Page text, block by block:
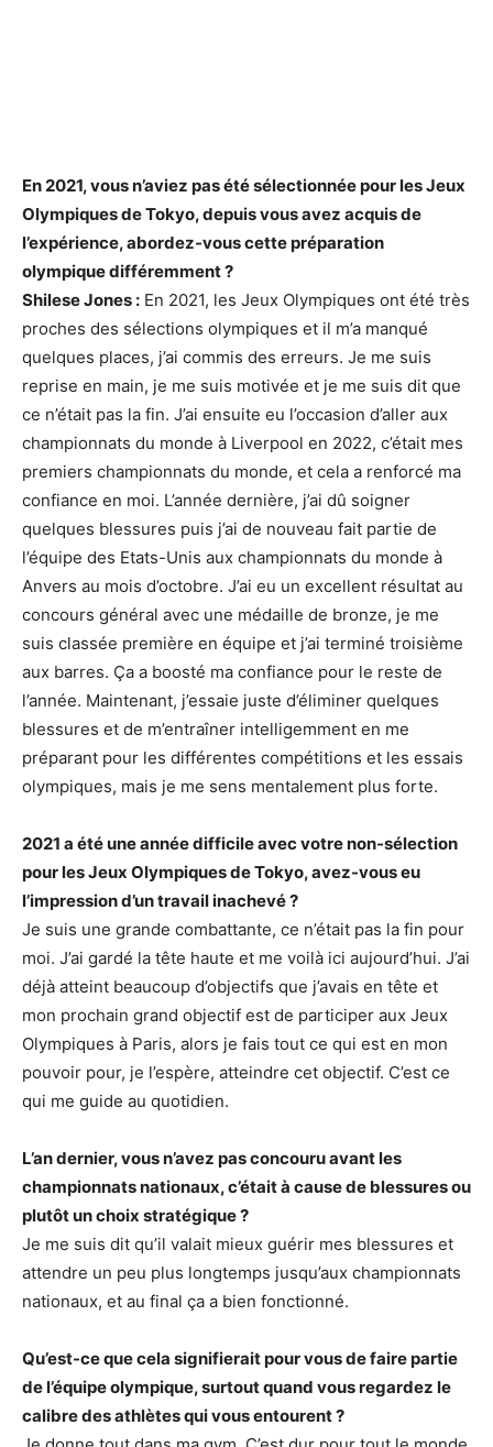
En 2021, vous n’aviez pas été sélectionnée pour les Jeux
Olympiques de Tokyo, depuis vous avez acquis de
l’expérience, abordez-vous cette préparation
olympique différemment ?
Shilese Jones : En 2021, les Jeux Olympiques ont été très
proches des sélections olympiques et il m’a manqué
quelques places, j’ai commis des erreurs. Je me suis
reprise en main, je me suis motivée et je me suis dit que
ce n’était pas la fin. J’ai ensuite eu l’occasion d’aller aux
championnats du monde à Liverpool en 2022, c’était mes
premiers championnats du monde, et cela a renforcé ma
confiance en moi. L’année dernière, j’ai dû soigner
quelques blessures puis j’ai de nouveau fait partie de
l’équipe des Etats-Unis aux championnats du monde à
Anvers au mois d’octobre. J’ai eu un excellent résultat au
concours général avec une médaille de bronze, je me
suis classée première en équipe et j’ai terminé troisième
aux barres. Ça a boosté ma confiance pour le reste de
l’année. Maintenant, j’essaie juste d’éliminer quelques
blessures et de m’entraîner intelligemment en me
préparant pour les différentes compétitions et les essais
olympiques, mais je me sens mentalement plus forte.
2021 a été une année difficile avec votre non-sélection
pour les Jeux Olympiques de Tokyo, avez-vous eu
l’impression d’un travail inachevé ?
Je suis une grande combattante, ce n’était pas la fin pour
moi. J’ai gardé la tête haute et me voilà ici aujourd’hui. J’ai
déjà atteint beaucoup d’objectifs que j’avais en tête et
mon prochain grand objectif est de participer aux Jeux
Olympiques à Paris, alors je fais tout ce qui est en mon
pouvoir pour, je l’espère, atteindre cet objectif. C’est ce
qui me guide au quotidien.
L’an dernier, vous n’avez pas concouru avant les
championnats nationaux, c’était à cause de blessures ou
plutôt un choix stratégique ?
Je me suis dit qu’il valait mieux guérir mes blessures et
attendre un peu plus longtemps jusqu’aux championnats
nationaux, et au final ça a bien fonctionné.
Qu’est-ce que cela signifierait pour vous de faire partie
de l’équipe olympique, surtout quand vous regardez le
calibre des athlètes qui vous entourent ?